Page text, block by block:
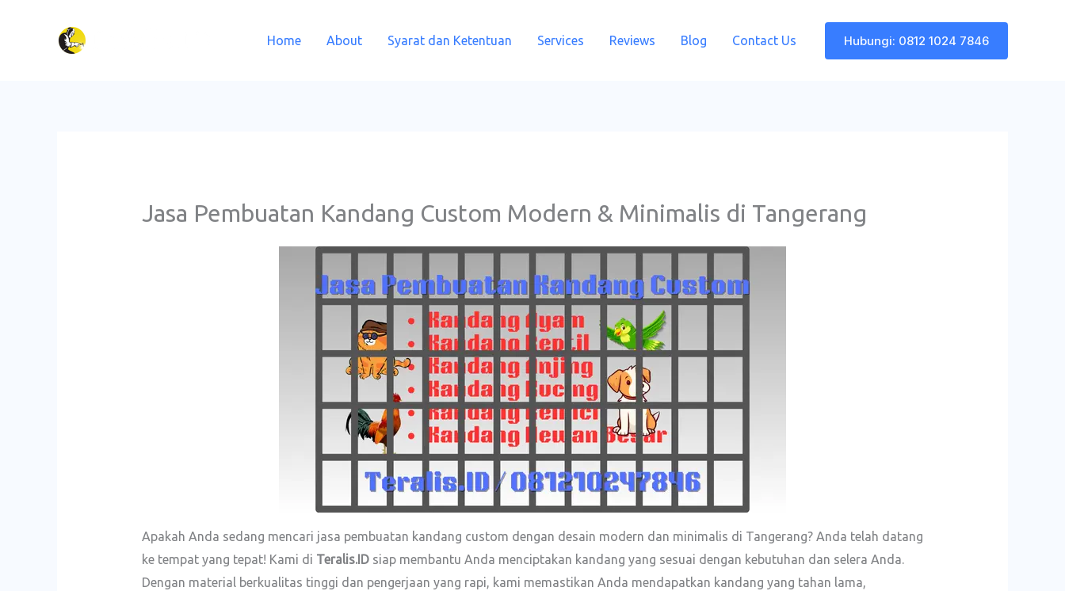
Home About Syarat dan Ketentuan Services Reviews Blog Contact Us Hubungi: 0812 1024 7846
Jasa Pembuatan Kandang Custom Modern & Minimalis di Tangerang
Apakah Anda sedang mencari jasa pembuatan kandang custom dengan desain modern dan minimalis di Tangerang? Anda telah datang
ke tempat yang tepat! Kami di Teralis.IDsiap membantu Anda menciptakan kandang yang sesuai dengan kebutuhan dan selera Anda.
Dengan material berkualitas tinggi dan pengerjaan yang rapi, kami memastikan Anda mendapatkan kandang yang tahan lama,